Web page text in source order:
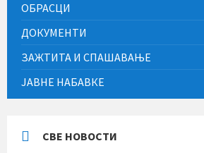
ОБРАСЦИ
ДОКУМЕНТИ
ЗАЖТИТА И СПАШАВАЊЕ
ЈАВНЕ НАБАВКЕ
СВЕ НОВОСТИ